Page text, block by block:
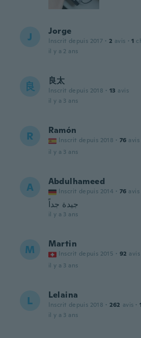
J Jorge
Inscrit depuis 2017 · 2 avis · 1
il y a 2 ans
良 良太
Inscrit depuis 2018 · 13 avis
il y a 3 ans
R Ramón
Inscrit depuis 2018 · 76 avis
il y a 3 ans
A Abdulhameed
Inscrit depuis 2014 · 76 avis
جيدة جداً
il y a 3 ans
M Martin
Inscrit depuis 2015 · 92 avis
il y a 3 ans
L Lelaina
Inscrit depuis 2018 · 262 avis ·
il y a 3 ans